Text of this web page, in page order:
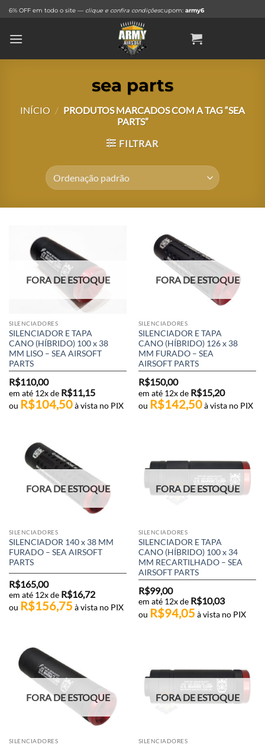
Skip
content
6% OFF em todo o site — clique e confira condiçõescupom: army6
sea parts
INÍCIO / PRODUTOS MARCADOS COM A TAG “SEA
PARTS”
FILTRAR
FORA DE ESTOQUE
SILENCIADORES
SILENCIADOR E TAPA
CANO (HÍBRIDO) 100 x 38
MM LISO – SEA AIRSOFT
PARTS
R$110,00
em até 12x de R$11,15
ou R$104,50 à vista no PIX
FORA DE ESTOQUE
SILENCIADORES
SILENCIADOR E TAPA
CANO (HÍBRIDO) 126 x 38
MM FURADO – SEA
AIRSOFT PARTS
R$150,00
em até 12x de R$15,20
ou R$142,50 à vista no PIX
FORA DE ESTOQUE
SILENCIADORES
SILENCIADOR 140 x 38 MM
FURADO – SEA AIRSOFT
PARTS
R$165,00
em até 12x de R$16,72
ou R$156,75 à vista no PIX
FORA DE ESTOQUE
SILENCIADORES
SILENCIADOR E TAPA
CANO (HÍBRIDO) 100 x 34
MM RECARTILHADO – SEA
AIRSOFT PARTS
R$99,00
em até 12x de R$10,03
ou R$94,05 à vista no PIX
FORA DE ESTOQUE
SILENCIADORES
FORA DE ESTOQUE
SILENCIADORES